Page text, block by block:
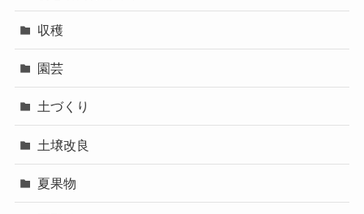
収穫
園芸
土づくり
土壌改良
夏果物